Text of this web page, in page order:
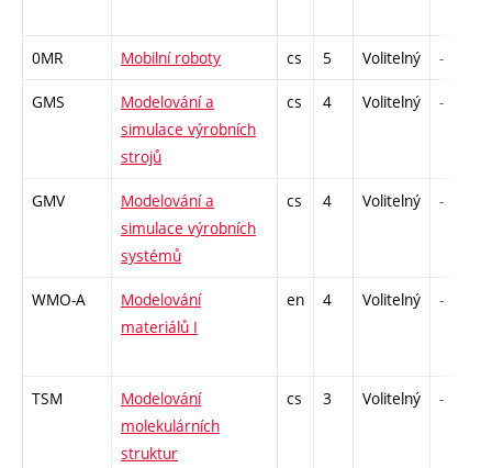
0MR Mobilní roboty cs 5 Volitelný -
GMS
Modelování a
simulace výrobních
strojů
cs 4 Volitelný -
GMV
Modelování a
simulace výrobních
systémů
cs 4 Volitelný -
WMO-A
Modelování
materiálů I
en 4 Volitelný -
TSM
Modelování
molekulárních
struktur
cs 3 Volitelný -